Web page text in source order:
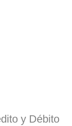
y Débito